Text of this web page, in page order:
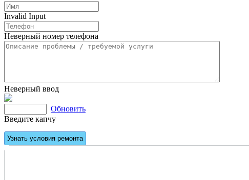
Invalid Input
Неверный номер телефона
Неверный ввод
Обновить
Введите капчу